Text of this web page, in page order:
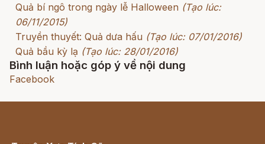
Quả bí ngô trong ngày lễ Halloween (Tạo lúc:
06/11/2015)
Truyền thuyết: Quả dưa hấu (Tạo lúc: 07/01/2016)
Quả bầu kỳ lạ (Tạo lúc: 28/01/2016)
Bình luận hoặc góp ý về nội dung
Facebook